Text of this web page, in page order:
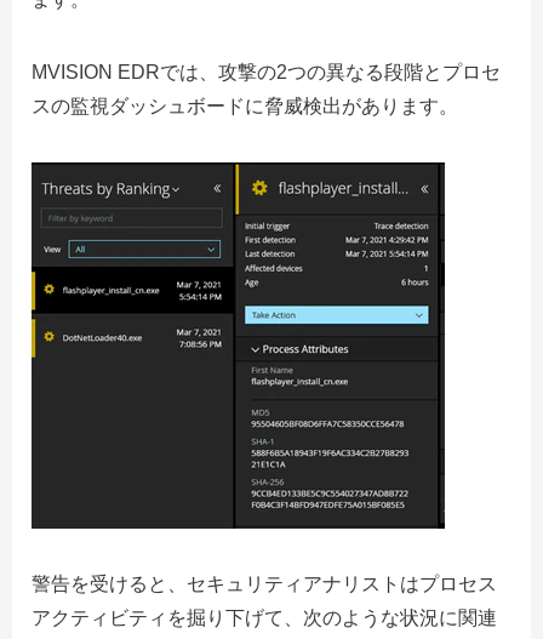
MVISION EDRでは、攻撃の2つの異なる段階とプロセ
スの監視ダッシュボードに脅威検出があります。
警告を受けると、セキュリティアナリストはプロセス
アクティビティを掘り下げて、次のような状況に関連